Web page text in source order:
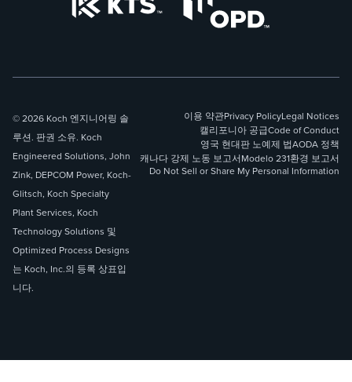
© 2026 Koch 엔지니어링 솔
루션. 판권 소유. Koch
Engineered Solutions, John
Zink, DEPCOM Power, Koch-
Glitsch, Koch Specialty
Plant Services, Koch
Technology Solutions 및
Optimized Process Designs
는 Koch, Inc.의 등록 상표입
니다.
이용 약관Privacy PolicyLegal Notices
캘리포니아 공급Code of Conduct
영국 현대판 노예제 법AODA 정책
캐나다 강제 노동 보고서Modelo 231환경 보고서
Do Not Sell or Share My Personal Information